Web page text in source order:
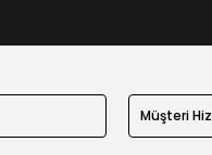
Müşteri